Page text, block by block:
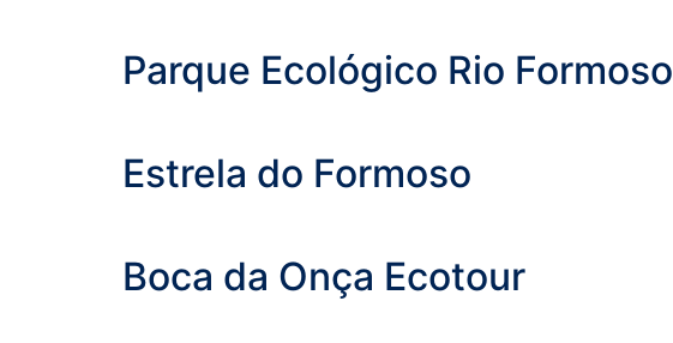
Parque Ecológico Rio Formoso
Estrela do Formoso
Boca da Onça Ecotour